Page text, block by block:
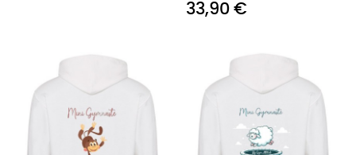
33,90 €